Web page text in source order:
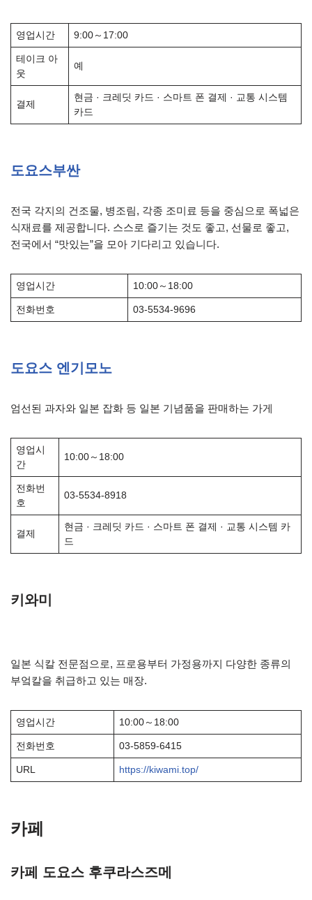
영업시간 9:00～17:00
테이크 아
웃
예
결제
현금 · 크레딧 카드 · 스마트 폰 결제 · 교통 시스템
카드
도요스부싼
전국 각지의 건조물, 병조림, 각종 조미료 등을 중심으로 폭넓은
식재료를 제공합니다. 스스로 즐기는 것도 좋고, 선물로 좋고,
전국에서 “맛있는”을 모아 기다리고 있습니다.
영업시간 10:00～18:00
전화번호 03-5534-9696
도요스 엔기모노
엄선된 과자와 일본 잡화 등 일본 기념품을 판매하는 가게
영업시
간
10:00～18:00
전화번
호
03-5534-8918
결제
현금 · 크레딧 카드 · 스마트 폰 결제 · 교통 시스템 카
드
키와미
일본 식칼 전문점으로, 프로용부터 가정용까지 다양한 종류의
부엌칼을 취급하고 있는 매장.
영업시간 10:00～18:00
전화번호 03-5859-6415
URL https://kiwami.top/
카페
카페 도요스 후쿠라스즈메